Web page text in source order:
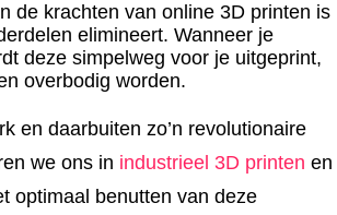
de krachten van online 3D printen is
elimineert. Wanneer je
deze simpelweg voor je uitgeprint,
overbodig worden.
en daarbuiten zo’n revolutionaire
we ons in industrieel 3D printen en
optimaal benutten van deze